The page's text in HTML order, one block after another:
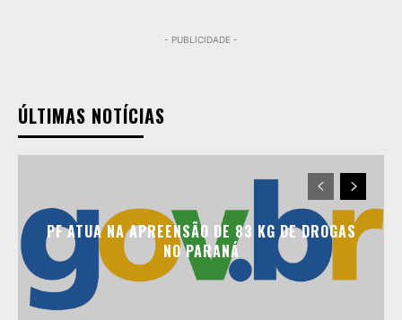
- PUBLICIDADE -
ÚLTIMAS NOTÍCIAS
PF ATUA NA APREENSÃO DE 83 KG DE DROGAS
NO PARANÁ